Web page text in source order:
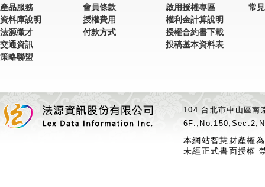
產品服務
資料庫說明
法源徵才
交通資訊
策略聯盟
會員條款
授權費用
付款方式
啟用授權專區
權利金計算說明
授權合約書下載
投稿基本資料表
常
104 台北市中山區
本網站智慧財產權
未經正式書面授權